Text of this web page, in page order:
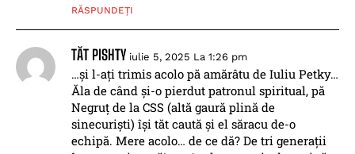
RĂSPUNDEȚI
TĂT PISHTY iulie 5, 2025 La 1:26 pm
…și l-ați trimis acolo pă amărâtu de Iuliu Petky…
Ăla de când și-o pierdut patronul spiritual, pă
Negruț de la CSS (altă gaură plină de
sinecuriști) își tăt caută și el săracu de-o
echipă. Mere acolo… de ce dă? De tri generații